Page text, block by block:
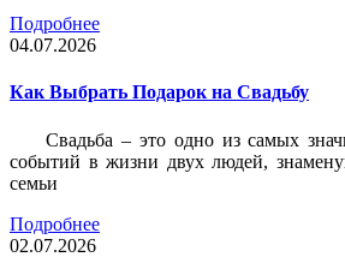
Подробнее
04.07.2026
Как Выбрать Подарок на Свадьбу
Свадьба – это одно из самых
событий в жизни двух людей,
семьи
Подробнее
02.07.2026